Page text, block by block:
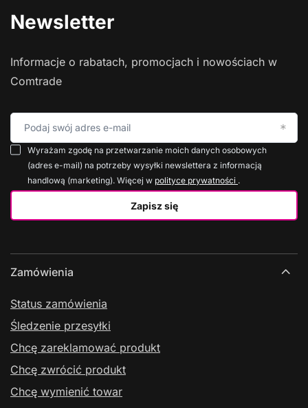
Newsletter
Informacje o rabatach, promocjach i nowościach w
Comtrade
Podaj swój adres e-mail
Zapisz się
Wyrażam zgodę na przetwarzanie moich danych osobowych
(adres e-mail) na potrzeby wysyłki newslettera z informacją
handlową (marketing). Więcej w polityce prywatności .
Zamówienia
Status zamówienia
Śledzenie przesyłki
Chcę zareklamować produkt
Chcę zwrócić produkt
Chcę wymienić towar